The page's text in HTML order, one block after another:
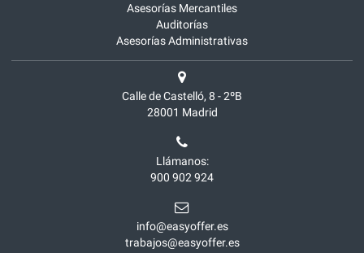
Asesorías Mercantiles
Auditorías
Asesorías Administrativas
Calle de Castelló, 8 - 2ºB
28001 Madrid
Llámanos:
900 902 924
info@easyoffer.es
trabajos@easyoffer.es